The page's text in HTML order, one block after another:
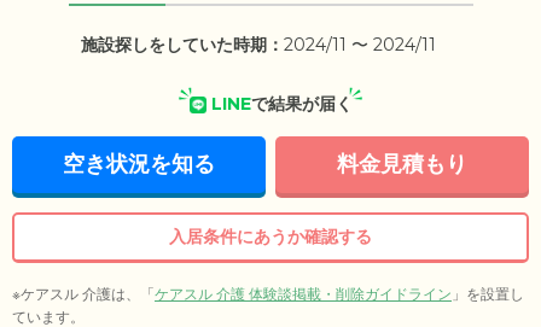
施設探しをしていた時期： 2024/11 〜 2024/11
LINEで結果が届く
空き状況を知る 料金見積もり
入居条件にあうか確認する
※ケアスル 介護は、「ケアスル 介護 体験談掲載・削除ガイドライン 」を設置し
ています。